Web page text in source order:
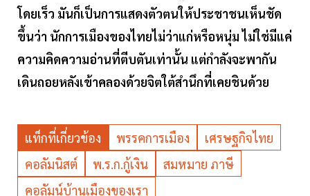
โดยเร็ว มันก็เป็นการแสดงตัวตนให้ประชาชนเห็นชัด
ขึ้นว่า นักการเมืองของไทยไม่ว่าแก่หรือหนุ่ม ไม่ใช่มีแค่
ความคิดความอ่านที่ตีบตันเท่านั้น แต่กำลังจะพากัน
เดินถอยหลังเข้าคลองด้วยจิตใต้สำนึกที่เคยชินด้วย
แท็กที่เกี่ยวข้อง พรรคการเมือง
เศรษฐกิจไทย
คอลัมนิสต์
พ.ร.ก.กู้เงิน
สมหมาย ภาษี
คอลัมน์บ้านเมืองของเรา